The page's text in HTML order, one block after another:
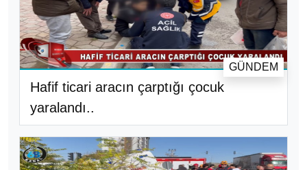
Hafif ticari aracın çarptığı çocuk
yaralandı..
GÜNDEM